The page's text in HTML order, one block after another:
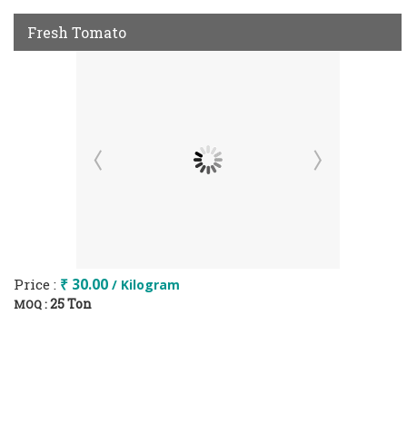
Fresh Tomato
Price : ₹ 30.00 / Kilogram
MOQ :25 Ton